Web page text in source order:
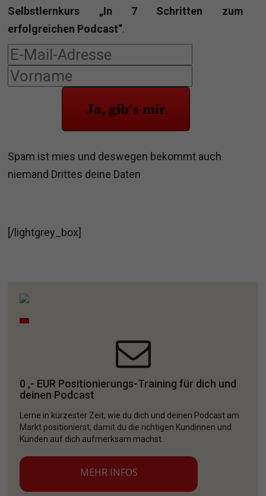
Selbstlernkurs „In 7 Schritten zum
erfolgreichen Podcast“.
Ja, gib's mir
Spam ist mies und deswegen bekommt auch
niemand Drittes deine Daten
[/lightgrey_box]
0 ,- EUR Positionierungs-Training für dich und
deinen Podcast
Lerne in kürzester Zeit, wie du dich und deinen Podcast am
Markt positionierst, damit du die richtigen Kundinnen und
Kunden auf dich aufmerksam machst.
MEHR INFOS